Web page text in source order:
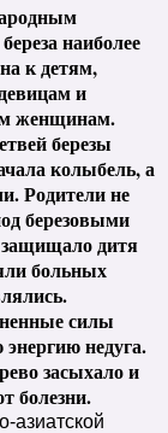
наиболее
к детям,
и
женщинам.
березы
колыбель, а
Родители не
березовыми
защищало дитя
больных
силы
недуга.
засыхало и
болезни.
азиатской